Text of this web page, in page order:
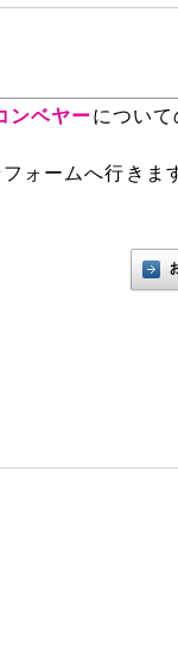
ンベヤーについ
ォームへ行きま